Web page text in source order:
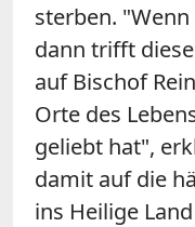
sterben.
dann trifft
auf Bischof
Orte des
geliebt hat",
damit auf die
ins Heilige